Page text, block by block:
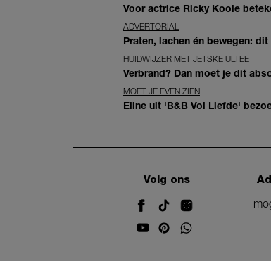
Voor actrice Ricky Koole
ADVERTORIAL
Praten, lachen én bewegen:
HUIDWIJZER MET JETSKE ULTEE
Verbrand? Dan moet je dit
MOET JE EVEN ZIEN
Eline uit 'B&B Vol Liefde'
Volg ons